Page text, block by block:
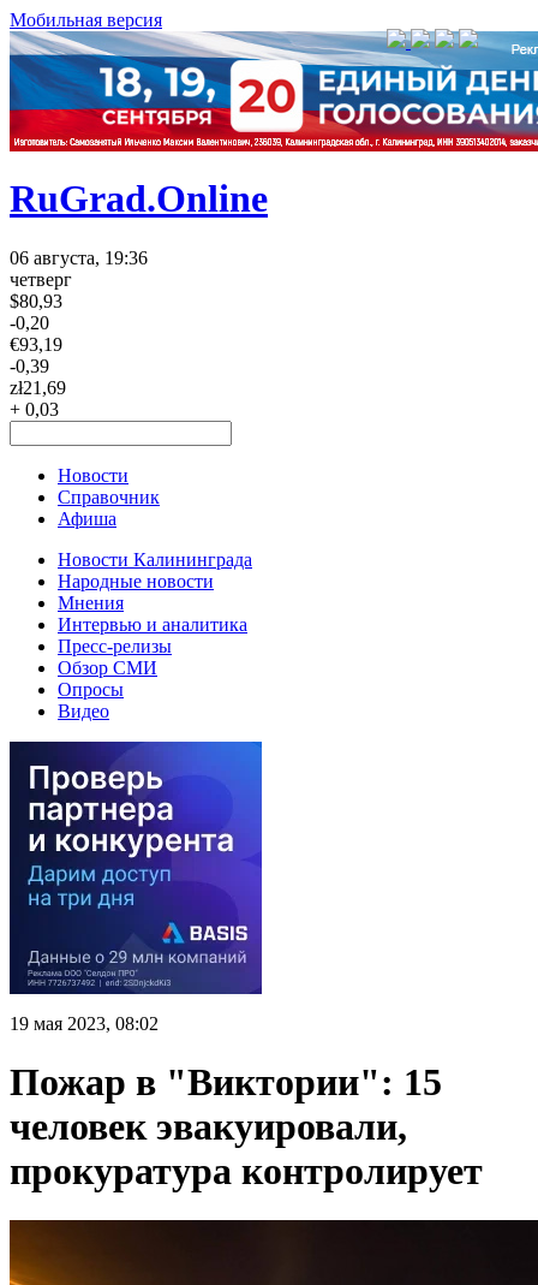
Мобильная версия
RuGrad.Online
06 августа, 19:36
четверг
$80,93
-0,20
€93,19
-0,39
zł21,69
+ 0,03
Новости
Справочник
Афиша
Новости Калининграда
Народные новости
Мнения
Интервью и аналитика
Пресс-релизы
Обзор СМИ
Опросы
Видео
19 мая 2023, 08:02
Пожар в "Виктории": 15
человек эвакуировали,
прокуратура контролирует